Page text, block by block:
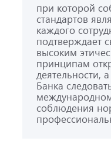
при которой
стандартов
каждого
подтверждает
высоким
принципам
деятельности,
Банка
соблюдения